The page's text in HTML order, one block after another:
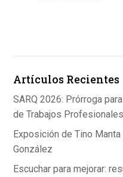
o
k
p
p
Artículos Recientes
SARQ 2026: Prórroga
de Trabajos Profesionales
Exposición de Tino
González
Escuchar para mejorar: